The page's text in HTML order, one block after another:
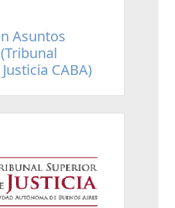
Asuntos
CABA)